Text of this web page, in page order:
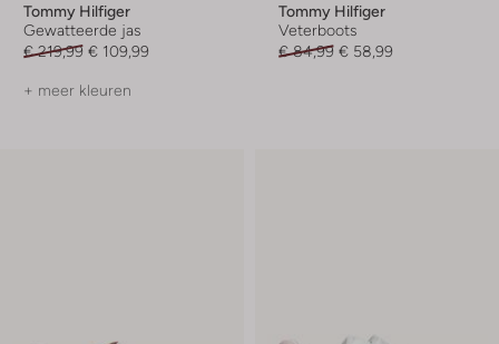
Tommy Hilfiger
Gewatteerde jas
€ 219,99 € 109,99
+ meer kleuren
Tommy Hilfiger
Veterboots
€ 84,99 € 58,99